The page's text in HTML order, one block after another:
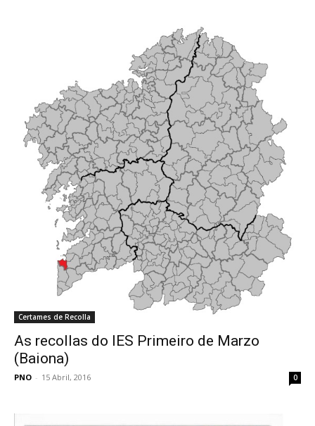
Certames de Recolla
As recollas do IES Primeiro de Marzo
(Baiona)
PNO - 15 Abril, 2016 0